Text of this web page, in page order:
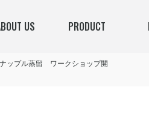
US PRODUCT
ップル蒸留 ワークショップ開